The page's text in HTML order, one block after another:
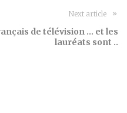
Next article
de télévision … et les
lauréats sont ..